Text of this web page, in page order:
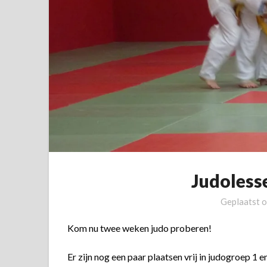
Geplaatst
Kom nu twee weken judo proberen!
Er zijn nog een paar plaatsen vrij in judogroep 1